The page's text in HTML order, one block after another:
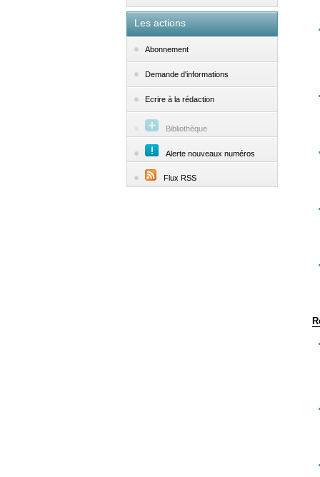
Les actions
Abonnement
Demande d'informations
Ecrire à la rédaction
Bibliothèque
Alerte nouveaux numéros
Flux RSS